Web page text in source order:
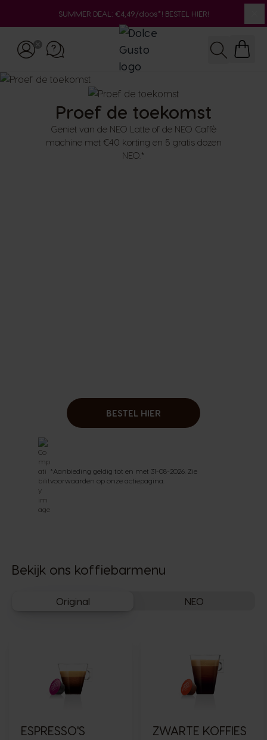
SUMMER DEAL: €4,49/doos*! BESTEL HIER!
Zoeken
Proef de toekomst
Geniet van de NEO Latte of de NEO Caffè
machine met €40 korting en 5 gratis dozen
NEO.*
BESTEL HIER
*Aanbieding geldig tot en met 31-08-2026. Zie
voorwaarden op onze actiepagina.
Bekijk ons koffiebarmenu
Original NEO
ESPRESSO'S ZWARTE KOFFIES